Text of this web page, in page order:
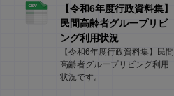
【令和6年度行政資料集】
民間高齢者グループリビ
ング利用状況
【令和6年度行政資料集】民間
高齢者グループリビング利用
状況です。